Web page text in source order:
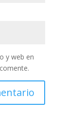
y web en